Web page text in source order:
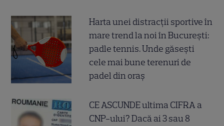
Harta unei distracții sportive în
mare trend la noi în București:
padle tennis. Unde găsești
cele mai bune terenuri de
padel din oraș
CE ASCUNDE ultima CIFRA a
CNP-ului? Dacă ai 3 sau 8